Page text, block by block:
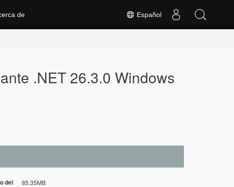
Español
de
.NET 26.3.0 Windows
del
85.35MB